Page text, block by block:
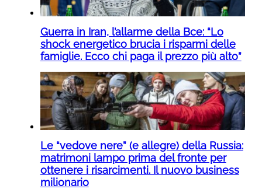
Guerra in Iran, l’allarme della Bce: “Lo
shock energetico brucia i risparmi delle
famiglie. Ecco chi paga il prezzo più alto”
Le “vedove nere” (e allegre) della Russia:
matrimoni lampo prima del fronte per
ottenere i risarcimenti. Il nuovo business
milionario